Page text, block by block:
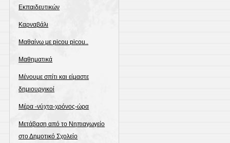
Εκπαιδευτικών
Καρναβάλι
Μαθαίνω με picou picou..
Μαθηματικά
Μένουμε σπίτι και είμαστε
δημιουργικοί
Μέρα -νύχτα-χρόνος-ώρα
Μετάβαση από το Νηπιαγωγείο
στο Δημοτικό Σχολείο